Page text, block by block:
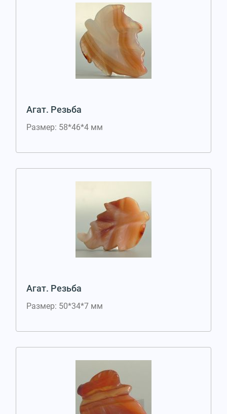
Агат. Резьба
Размер: 58*46*4 мм
Агат. Резьба
Размер: 50*34*7 мм